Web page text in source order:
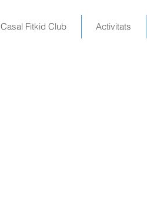
Casal Fitkid Club Activitats